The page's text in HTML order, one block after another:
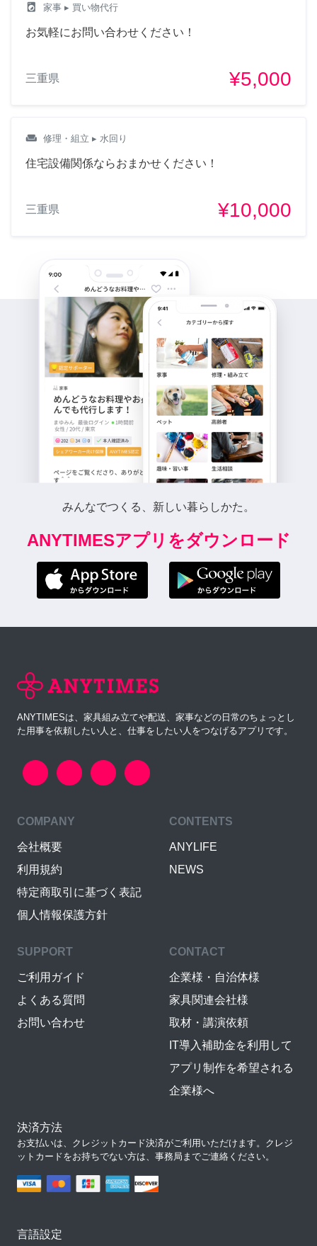
local_laundry_service 家事 ▸ 買い物代行
お気軽にお問い合わせください！
三重県 ¥5,000
weekend 修理・組立 ▸ 水回り
住宅設備関係ならおまかせください！
三重県 ¥10,000
みんなでつくる、新しい暮らしかた。
ANYTIMESアプリをダウンロード
ANYTIMESは、家具組み立てや配送、家事などの日常のちょっとし
た用事を依頼したい人と、仕事をしたい人をつなげるアプリです。
COMPANY
会社概要
利用規約
特定商取引に基づく表記
個人情報保護方針
CONTENTS
ANYLIFE
NEWS
SUPPORT
ご利用ガイド
よくある質問
お問い合わせ
CONTACT
企業様・自治体様
家具関連会社様
取材・講演依頼
IT導入補助金を利用して
アプリ制作を希望される
企業様へ
決済方法
お支払いは、クレジットカード決済がご利用いただけます。クレジ
ットカードをお持ちでない方は、事務局までご連絡ください。
言語設定